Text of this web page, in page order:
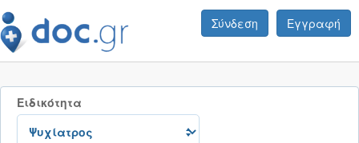
Σύνδεση Εγγραφή
Ειδικότητα